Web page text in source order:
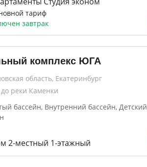
тариф
завтрак
комплекс ЮГА
область, Екатеринбург
реки Каменки
бассейн, Внутренний бассейн, Детский
2-местный 1-этажный